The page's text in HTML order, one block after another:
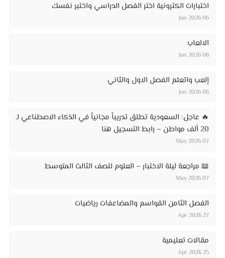
اختبارات الكترونية اختر الفصل الدراسي واختبر نفسك
06 Jun 2026
الالعاب
06 Jun 2026
إلعب واتعلم الفصل الاول والثاني
06 Jun 2026
🔥 عاجل: السعودية تطلق تدريباً مجانياً في الذكاء الاصطناعي لـ
20 ألف مواطن – رابط التسجيل هنا
07 May 2026
📖 مراجعة ليلة الاختبار – العلوم للصف الثالث المتوسط
07 May 2026
الفصل الثامن القواسم والمضاعفات رياضيات
27 Apr 2026
مقالات تعليمية
25 Apr 2026